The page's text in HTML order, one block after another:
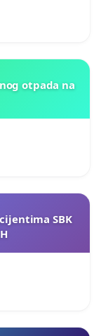
otpada na
SBK